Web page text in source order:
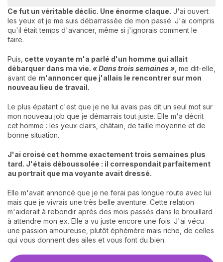
Ce fut un véritable déclic. Une énorme claque. J'ai ouvert
les yeux et je me suis débarrassée de mon passé. J'ai compris
qu'il était temps d'avancer, même si j'ignorais comment le
faire.
Puis, cette voyante m'a parlé d'un homme qui allait
débarquer dans ma vie. « Dans trois semaines » me dit-elle,
avant de m'annoncer que j'allais le rencontrer sur mon
nouveau lieu de travail.
Le plus épatant c'est que je ne lui avais pas dit un seul mot sur
mon nouveau job que je démarrais tout juste. Elle m'a décrit
cet homme : les yeux clairs, châtain, de taille moyenne et de
bonne situation.
J'ai croisé cet homme exactement trois semaines plus
tard. J'étais déboussolée : il correspondait parfaitement
au portrait que ma voyante avait dressé.
Elle m'avait annoncé que je ne ferai pas longue route avec lui
mais que je vivrais une très belle aventure. Cette relation
m'aiderait à rebondir après des mois passés dans le brouillard
à attendre mon ex. Elle a vu juste encore une fois. J'ai vécu
une passion amoureuse, plutôt éphémère mais riche, de celles
qui vous donnent des ailes et vous font du bien.